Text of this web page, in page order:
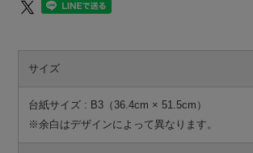
サイズ
台紙サイズ : B3（36.4cm × 51.5cm）
※余白はデザインによって異なります。